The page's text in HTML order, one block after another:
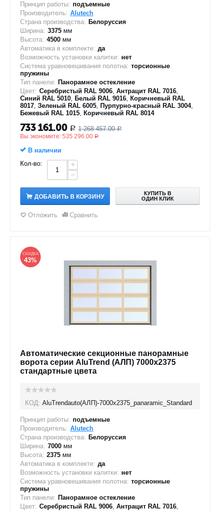
Принцип работы: подъемные
Производитель: Alutech
Страна производства: Белоруссия
Ширина: 3375 мм
Высота: 4500 мм
Автоматика в комплекте: да
Возможность установки калитки: нет
Система уравновешивания полотна: торсионные
пружины
Тип панели: Панорамное остекление
Цвет: Серебристый RAL 9006, Антрацит RAL 7016,
Синий RAL 5010, Белый RAL 9016, Коричневый RAL
8017, Зеленый RAL 6005, Пурпурно-красный RAL 3004,
Бежевый RAL 1015, Коричневый RAL 8014
733 161.00 Р 1 268 457.00 Р
Вы экономите: 535 296.00 Р
В наличии
Кол-во:
+
−
ДОБАВИТЬ В КОРЗИНУ
КУПИТЬ В
ОДИН КЛИК
Отложить Сравнить
СКИДКА
43%
Автоматические секционные панорамные
ворота серии AluTrend (АЛП) 7000х2375
стандартные цвета
КОД: AluTrendauto(АЛП)-7000х2375_panaramic_Standard
Принцип работы: подъемные
Производитель: Alutech
Страна производства: Белоруссия
Ширина: 7000 мм
Высота: 2375 мм
Автоматика в комплекте: да
Возможность установки калитки: нет
Система уравновешивания полотна: торсионные
пружины
Тип панели: Панорамное остекление
Цвет: Серебристый RAL 9006, Антрацит RAL 7016,